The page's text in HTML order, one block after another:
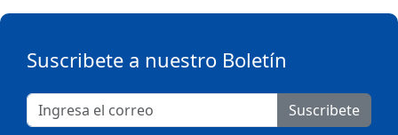
Suscribete a nuestro Boletín
Suscribete